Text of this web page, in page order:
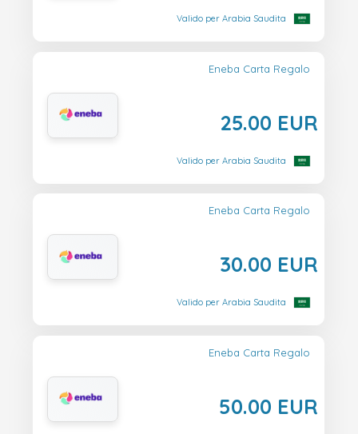
Valido per Arabia Saudita
Eneba Carta Regalo
25.00 EUR
Valido per Arabia Saudita
Eneba Carta Regalo
30.00 EUR
Valido per Arabia Saudita
Eneba Carta Regalo
50.00 EUR